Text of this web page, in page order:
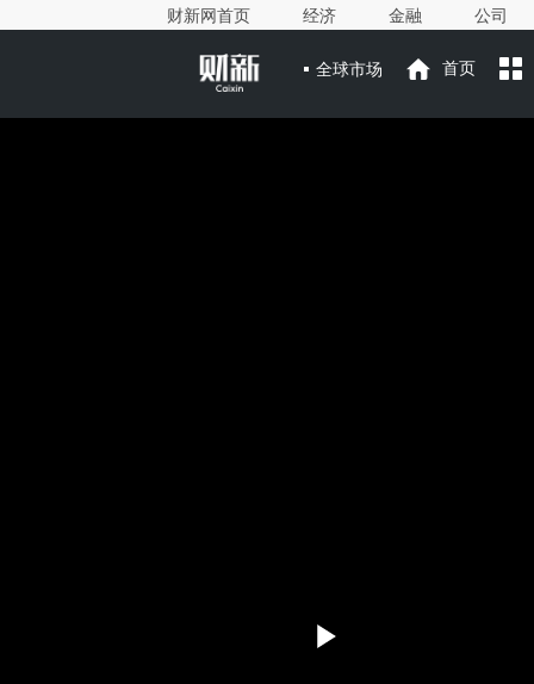
财新网首页 经济 金融 公司
全球市场 首页